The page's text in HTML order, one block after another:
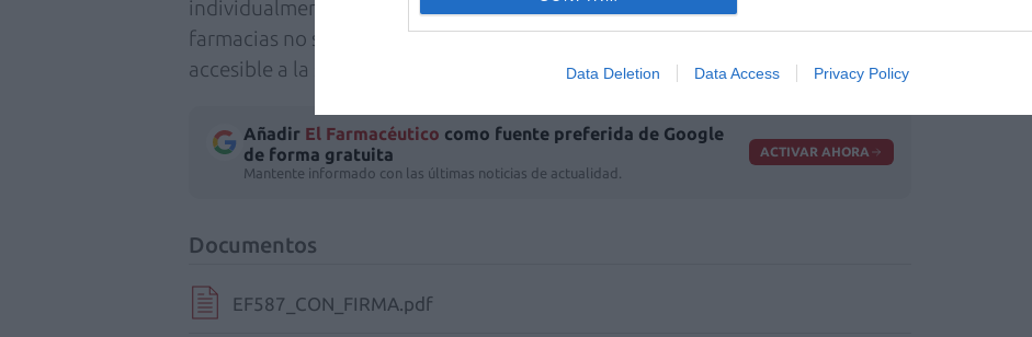
Data Deletion Data Access Privacy Policy
individualmente. Mantengámonos en pie para que la cruz verde de las
farmacias no se apague y siga siendo, incansablemente, la primera puerta
accesible a la salud de la sociedad.
Añadir El Farmacéutico como fuente preferida de Google
de forma gratuita
Mantente informado con las últimas noticias de actualidad.
ACTIVAR AHORA
Documentos
EF587_CON_FIRMA.pdf